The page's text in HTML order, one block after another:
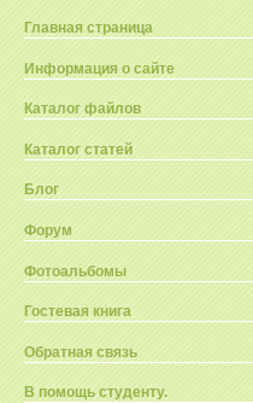
Главная страница
Информация о сайте
Каталог файлов
Каталог статей
Блог
Форум
Фотоальбомы
Гостевая книга
Обратная связь
В помощь студенту.